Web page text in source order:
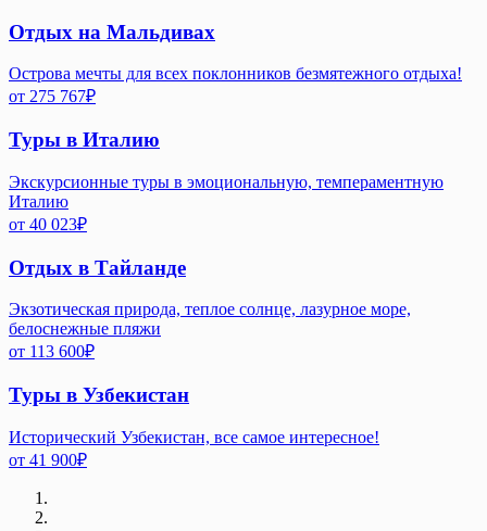
Отдых на Мальдивах
Острова мечты для всех поклонников безмятежного отдыха!
от 275 767₽
Туры в Италию
Экскурсионные туры в эмоциональную, темпераментную
Италию
от 40 023₽
Отдых в Тайланде
Экзотическая природа, теплое солнце, лазурное море,
белоснежные пляжи
от 113 600₽
Туры в Узбекистан
Исторический Узбекистан, все самое интересное!
от 41 900₽